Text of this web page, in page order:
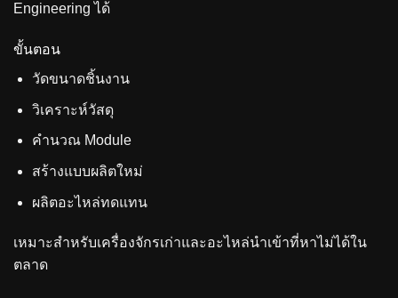
Engineering ได้
ขั้นตอน
วัดขนาดชิ้นงาน
วิเคราะห์วัสดุ
คำนวณ Module
สร้างแบบผลิตใหม่
ผลิตอะไหล่ทดแทน
เหมาะสำหรับเครื่องจักรเก่าและอะไหล่นำเข้าที่หาไม่ได้ใน
ตลาด